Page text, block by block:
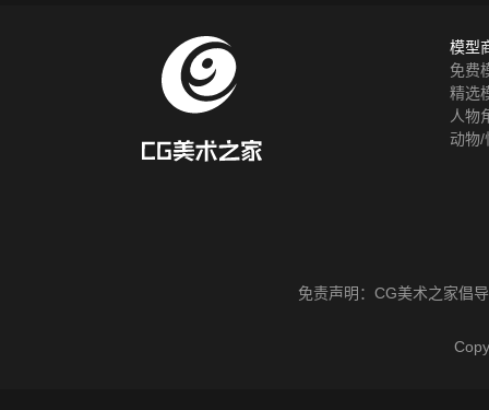
模型
免费
精选
人物
动物/
免责声明： CG美术之家倡